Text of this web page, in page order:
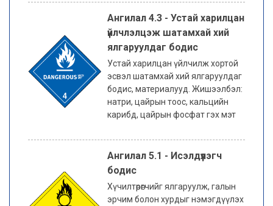
Ангилал 4.3 - Устай харилцан
үйлчлэлцэж шатамхай хий
ялгаруулдаг бодис
Устай харилцан үйлчилж хортой
эсвэл шатамхай хий ялгаруулдаг
бодис, материалууд. Жишээлбэл:
натри, цайрын тоос, кальцийн
карибд, цайрын фосфат гэх мэт
Ангилал 5.1 - Исэлдүүлэгч
бодис
Хүчилтөрөгчийг ялгаруулж, галын
эрчим болон хурдыг нэмэгдүүлэх